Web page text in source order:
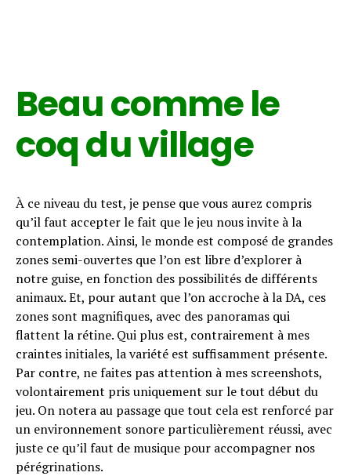
Beau comme le
coq du village
À ce niveau du test, je pense que vous aurez compris
qu’il faut accepter le fait que le jeu nous invite à la
contemplation. Ainsi, le monde est composé de grandes
zones semi-ouvertes que l’on est libre d’explorer à
notre guise, en fonction des possibilités de différents
animaux. Et, pour autant que l’on accroche à la DA, ces
zones sont magnifiques, avec des panoramas qui
flattent la rétine. Qui plus est, contrairement à mes
craintes initiales, la variété est suffisamment présente.
Par contre, ne faites pas attention à mes screenshots,
volontairement pris uniquement sur le tout début du
jeu. On notera au passage que tout cela est renforcé par
un environnement sonore particulièrement réussi, avec
juste ce qu’il faut de musique pour accompagner nos
pérégrinations.